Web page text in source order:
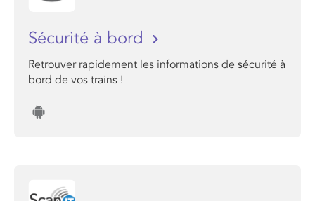
Sécurité à bord
Retrouver rapidement les informations de sécurité à
bord de vos trains !